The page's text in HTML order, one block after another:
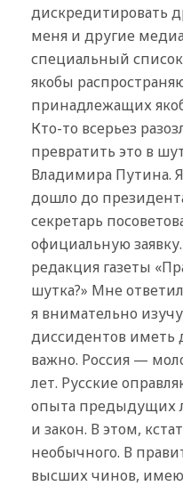
дискредитировать
меня и другие
специальный
якобы
принадлежащих
Кто-то всерьез
превратить это в
Владимира Путина.
дошло до
секретарь
официальную
редакция газеты
шутка?» Мне
я внимательно
диссидентов иметь
важно. Россия —
лет. Русские
опыта предыдущих
и закон. В этом,
необычного. В
высших чинов,